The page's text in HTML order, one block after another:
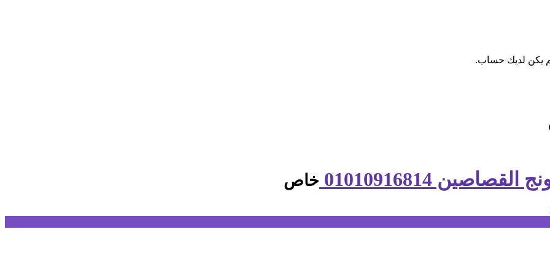
لم يكن لديك حساب.
01010916814 خاص